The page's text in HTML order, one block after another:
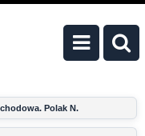
Polak N.